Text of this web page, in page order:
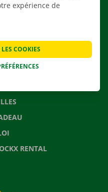
NOUS
RENTAL
expérience de
COOKIES